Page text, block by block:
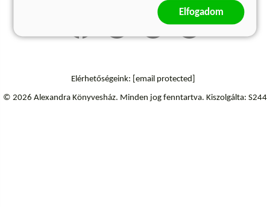
Elérhetőségeink: [email protected]
© 2026 Alexandra Könyvesház. Minden jog fenntartva. Kiszolgálta: S244
Elfogadom